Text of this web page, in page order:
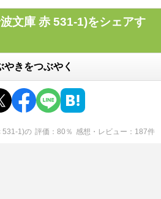
文庫 赤 531-1)をシェアす
やきをつぶやく
531-1)の 評価 80 ％ 感想・レビュー 187件